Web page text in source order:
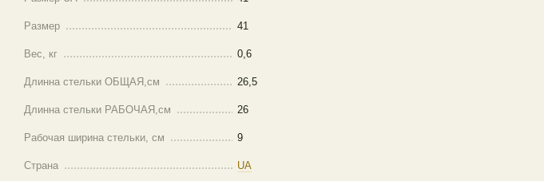
Размер 41
Вес, кг 0,6
Длинна стельки ОБЩАЯ,см 26,5
Длинна стельки РАБОЧАЯ,см 26
Рабочая ширина стельки, см 9
Страна UA